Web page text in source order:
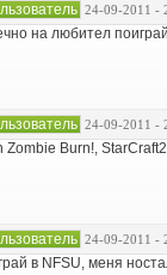
24-09-2011 -
на любител
24-09-2011 -
Zombie Burn!,
24-09-2011 -
в NFSU, меня